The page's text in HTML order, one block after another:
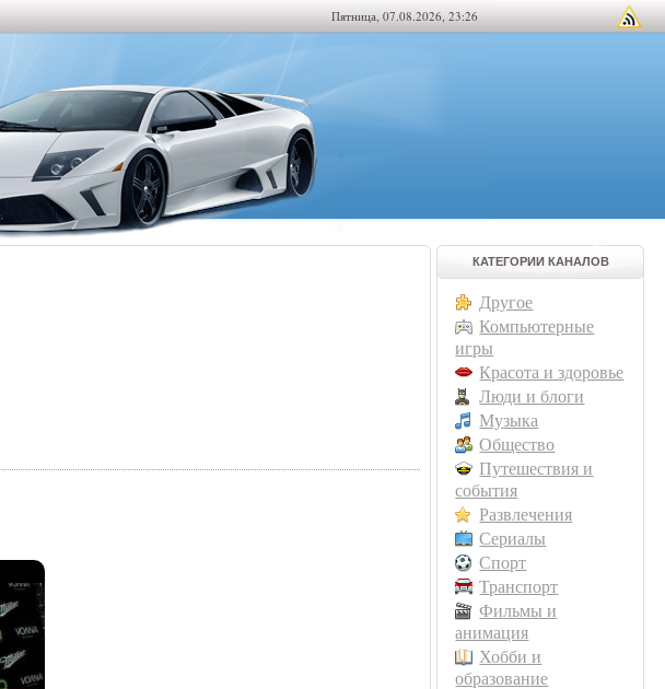
Пятница, 07.08.2026, 23:26
КАТЕГОРИИ КАНАЛОВ
Другое
Компьютерные
игры
Красота и здоровье
Люди и блоги
Музыка
Общество
Путешествия и
события
Развлечения
Сериалы
Спорт
Транспорт
Фильмы и
анимация
Хобби и
образование